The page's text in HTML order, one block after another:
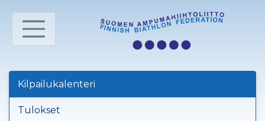
Kilpailukalenteri
Tulokset